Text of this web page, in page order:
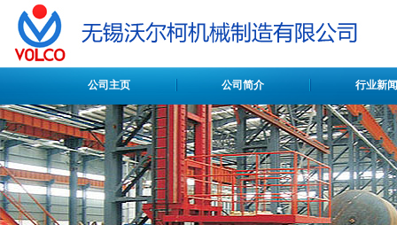
公司主页 公司简介 行业新闻